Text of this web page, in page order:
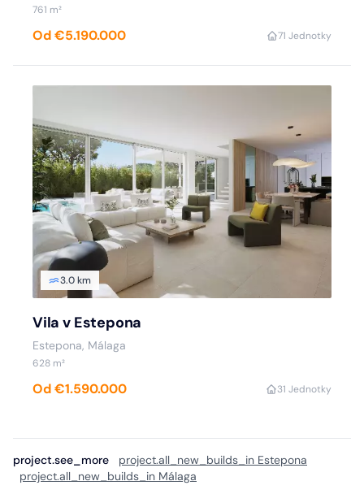
761 m²
Od €5.190.000 71 Jednotky
3.0 km
Vila v Estepona
Estepona, Málaga
628 m²
Od €1.590.000 31 Jednotky
project.see_more
project.all_new_builds_in Estepona
project.all_new_builds_in Málaga